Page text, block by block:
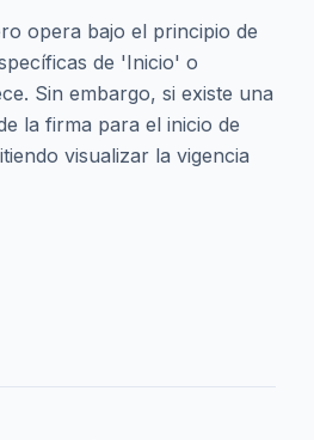
opera bajo el principio de
de 'Inicio' o
Sin embargo, si existe una
la firma para el inicio de
visualizar la vigencia